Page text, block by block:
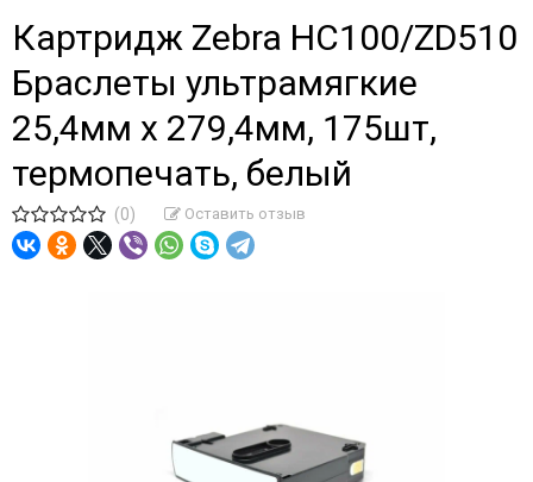
Картридж Zebra HC100/ZD510
Браслеты ультрамягкие
25,4мм x 279,4мм, 175шт,
термопечать, белый
(0) Оставить отзыв